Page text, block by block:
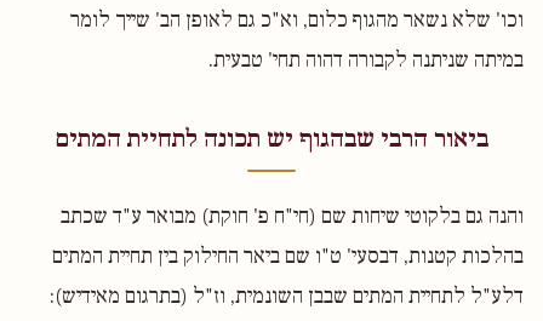
וכו' שלא נשאר מהגוף כלום, וא"כ גם לאופן הב' שייך לומר
במיתה שניתנה לקבורה דהוה תחי' טבעית.
ביאור הרבי שבהגוף יש תכונה לתחיית המתים
והנה גם בלקוטי שיחות שם (חי"ח פ' חוקת) מבואר ע"ד שכתב
בהלכות קטנות, דבסעי' ט"ו שם ביאר החילוק בין תחיית המתים
דלע"ל לתחיית המתים שבבן השונמית, וז"ל (בתרגום מאידיש):